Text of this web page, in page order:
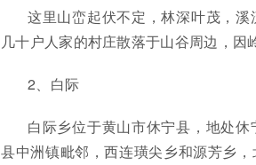
这里山峦起伏不定，林深叶茂，
几十户人家的村庄散落于山谷周边，因
2、白际
白际乡位于黄山市休宁县，地处
县中洲镇毗邻，西连璜尖乡和源芳乡